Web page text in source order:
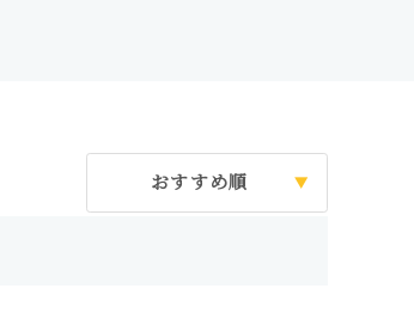
おすすめ順